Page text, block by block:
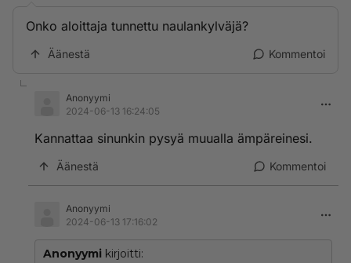
Onko aloittaja tunnettu naulankylväjä?
Äänestä Kommentoi
Anonyymi
2024-06-13 16:24:05
Kannattaa sinunkin pysyä muualla ämpäreinesi.
Äänestä Kommentoi
Anonyymi
2024-06-13 17:16:02
Anonyymi kirjoitti: